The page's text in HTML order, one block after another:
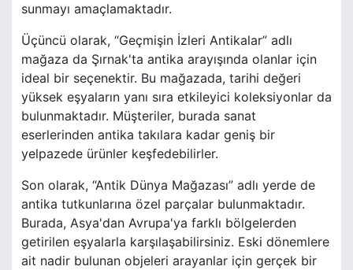
sunmayı amaçlamaktadır.
Üçüncü olarak, “Geçmişin İzleri Antikalar” adlı
mağaza da Şırnak'ta antika arayışında olanlar için
ideal bir seçenektir. Bu mağazada, tarihi değeri
yüksek eşyaların yanı sıra etkileyici koleksiyonlar da
bulunmaktadır. Müşteriler, burada sanat
eserlerinden antika takılara kadar geniş bir
yelpazede ürünler keşfedebilirler.
Son olarak, “Antik Dünya Mağazası” adlı yerde de
antika tutkunlarına özel parçalar bulunmaktadır.
Burada, Asya'dan Avrupa'ya farklı bölgelerden
getirilen eşyalarla karşılaşabilirsiniz. Eski dönemlere
ait nadir bulunan objeleri arayanlar için gerçek bir